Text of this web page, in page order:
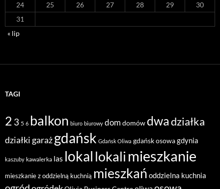
24
25 26 27 28 29
30
31
« lip
TAGI
2 3 5 6 balkon biuro biurowy dom domów dwadziałka
działki garażgdańsk Gdańsk Oliwa gdańsk osowagdynia
kaszuby kawalerka las lokal lokalimieszkanie
mieszkanie z oddzielną kuchnią mieszkań oddzielna kuchnia